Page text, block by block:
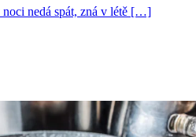
noci nedá spát, zná v létě […]